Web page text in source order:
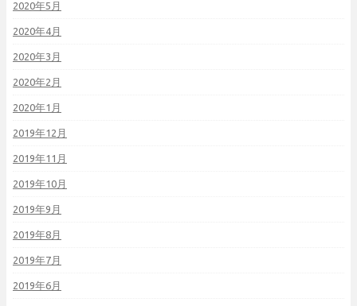
2020年5月
2020年4月
2020年3月
2020年2月
2020年1月
2019年12月
2019年11月
2019年10月
2019年9月
2019年8月
2019年7月
2019年6月